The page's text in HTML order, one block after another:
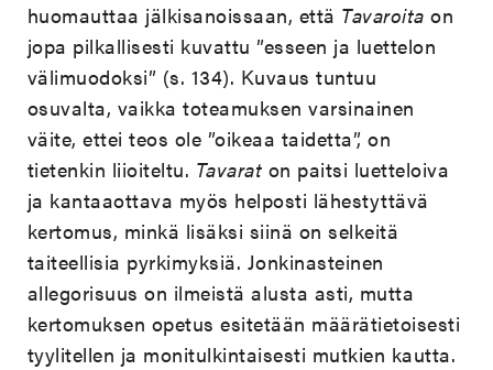
huomauttaa jälkisanoissaan, että Tavaroita on
jopa pilkallisesti kuvattu ”esseen ja luettelon
välimuodoksi” (s. 134). Kuvaus tuntuu
osuvalta, vaikka toteamuksen varsinainen
väite, ettei teos ole ”oikeaa taidetta”, on
tietenkin liioiteltu. Tavarat on paitsi luetteloiva
ja kantaaottava myös helposti lähestyttävä
kertomus, minkä lisäksi siinä on selkeitä
taiteellisia pyrkimyksiä. Jonkinasteinen
allegorisuus on ilmeistä alusta asti, mutta
kertomuksen opetus esitetään määrätietoisesti
tyylitellen ja monitulkintaisesti mutkien kautta.